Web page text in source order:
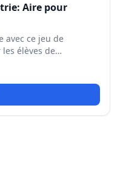
Aire pour
avec ce jeu de
élèves de